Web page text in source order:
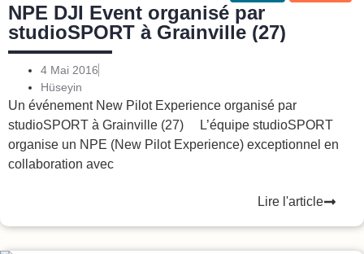
NPE DJI Event organisé par
studioSPORT à Grainville (27)
4 Mai 2016
Hüseyin
Un événement New Pilot Experience organisé par
studioSPORT à Grainville (27) L’équipe studioSPORT
organise un NPE (New Pilot Experience) exceptionnel en
collaboration avec
Lire l'article